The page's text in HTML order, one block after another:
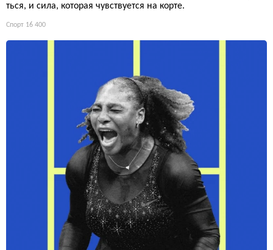
ться, и сила, которая чувствуется на корте.
Спорт 16 400